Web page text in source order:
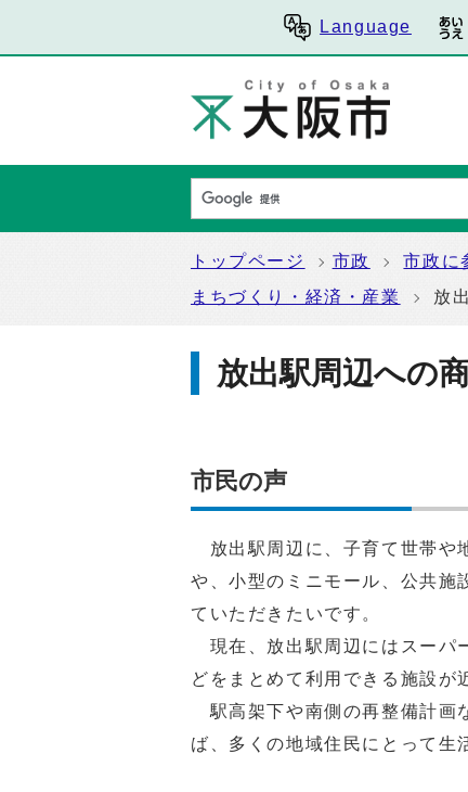
Language
トップページ 市政 市政に
まちづくり・経済・産業
放
放出駅周辺への
市民の声
放出駅周辺に、子育て世帯や
や、小型のミニモール、公共施
ていただきたいです。
現在、放出駅周辺にはスーパ
どをまとめて利用できる施設が
駅高架下や南側の再整備計画
ば、多くの地域住民にとって生